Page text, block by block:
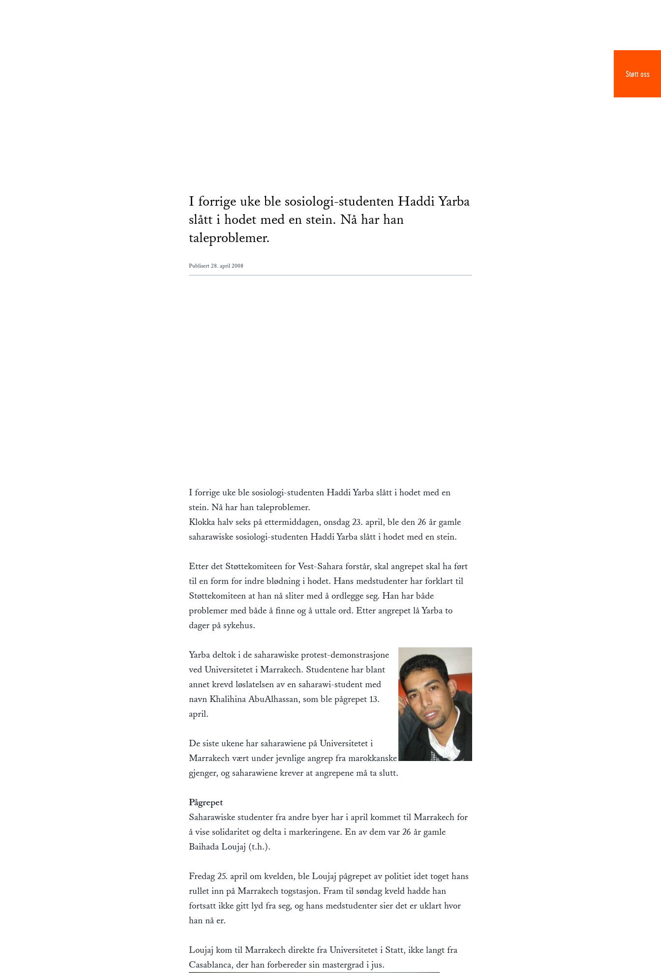
Støtt oss
I forrige uke ble sosiologi-studenten Haddi Yarba
slått i hodet med en stein. Nå har han
taleproblemer.
Publisert 28. april 2008
I forrige uke ble sosiologi-studenten Haddi Yarba slått i hodet med en
stein. Nå har han taleproblemer.
Klokka halv seks på ettermiddagen, onsdag 23. april, ble den 26 år gamle
saharawiske sosiologi-studenten Haddi Yarba slått i hodet med en stein.
Etter det Støttekomiteen for Vest-Sahara forstår, skal angrepet skal ha ført
til en form for indre blødning i hodet. Hans medstudenter har forklart til
Støttekomiteen at han nå sliter med å ordlegge seg. Han har både
problemer med både å finne og å uttale ord. Etter angrepet lå Yarba to
dager på sykehus.
Yarba deltok i de saharawiske protest-demonstrasjone
ved Universitetet i Marrakech. Studentene har blant
annet krevd løslatelsen av en saharawi-student med
navn Khalihina AbuAlhassan, som ble pågrepet 13.
april.
De siste ukene har saharawiene på Universitetet i
Marrakech vært under jevnlige angrep fra marokkanske
gjenger, og saharawiene krever at angrepene må ta slutt.
Pågrepet
Saharawiske studenter fra andre byer har i april kommet til Marrakech for
å vise solidaritet og delta i markeringene. En av dem var 26 år gamle
Baihada Loujaj (t.h.).
Fredag 25. april om kvelden, ble Loujaj pågrepet av politiet idet toget hans
rullet inn på Marrakech togstasjon. Fram til søndag kveld hadde han
fortsatt ikke gitt lyd fra seg, og hans medstudenter sier det er uklart hvor
han nå er.
Loujaj kom til Marrakech direkte fra Universitetet i Statt, ikke langt fra
Casablanca, der han forbereder sin mastergrad i jus.